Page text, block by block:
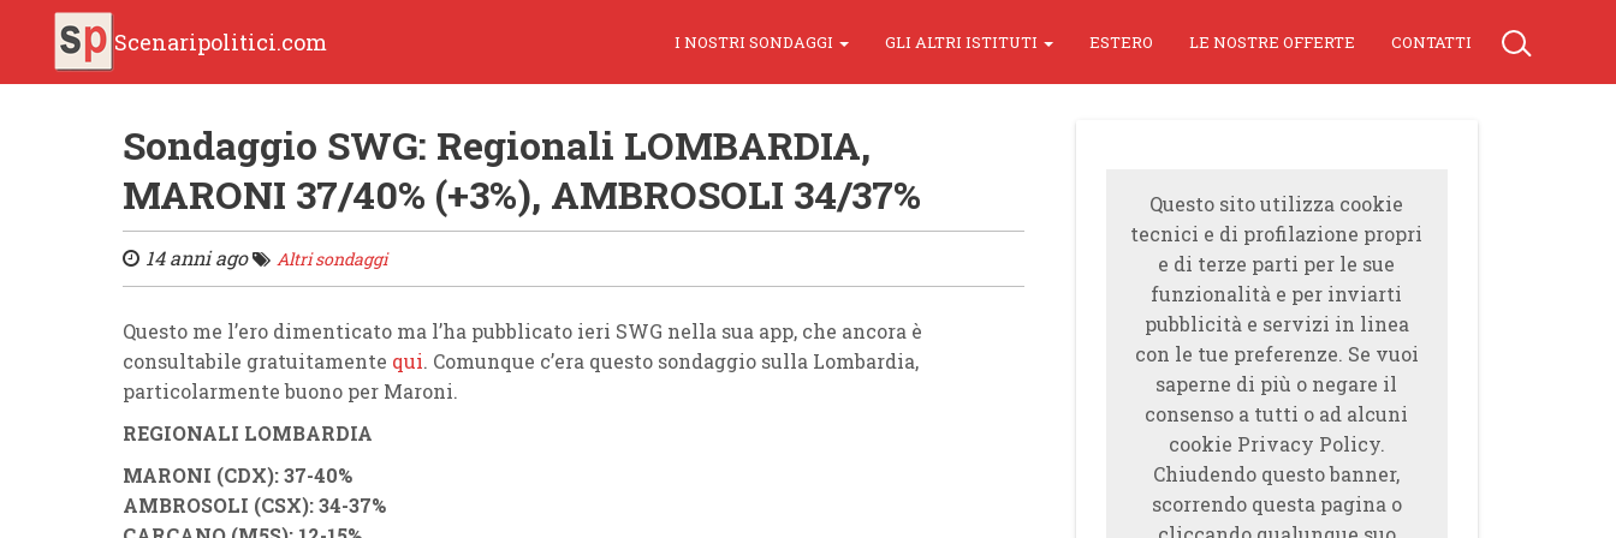
Scenaripolitici.com I NOSTRI SONDAGGI GLI ALTRI ISTITUTI ESTERO LE NOSTRE OFFERTE CONTATTI
Sondaggio SWG: Regionali LOMBARDIA,
MARONI 37/40% (+3%), AMBROSOLI 34/37%
14 anni ago Altri sondaggi
Questo me l’ero dimenticato ma l’ha pubblicato ieri SWG nella sua app, che ancora è
consultabile gratuitamente qui. Comunque c’era questo sondaggio sulla Lombardia,
particolarmente buono per Maroni.
REGIONALI LOMBARDIA
MARONI (CDX): 37-40%
AMBROSOLI (CSX): 34-37%
Questo sito utilizza cookie
tecnici e di profilazione propri
e di terze parti per le sue
funzionalità e per inviarti
pubblicità e servizi in linea
con le tue preferenze. Se vuoi
saperne di più o negare il
consenso a tutti o ad alcuni
cookie Privacy Policy.
Chiudendo questo banner,
scorrendo questa pagina o